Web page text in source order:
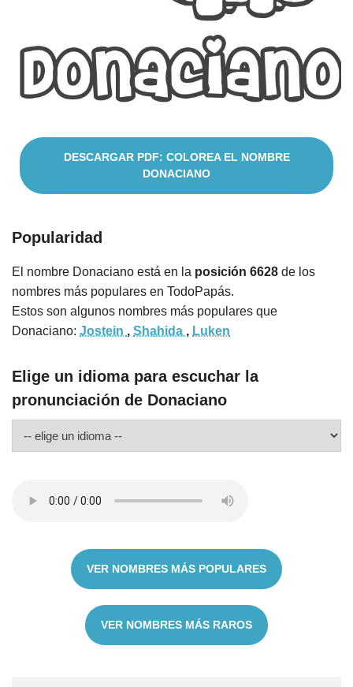
DESCARGAR PDF: COLOREA EL NOMBRE
DONACIANO
Popularidad
El nombre Donaciano está en la posición 6628 de los
nombres más populares en TodoPapás.
Estos son algunos nombres más populares que
Donaciano: Jostein , Shahida , Luken
Elige un idioma para escuchar la
pronunciación de Donaciano
VER NOMBRES MÁS POPULARES
VER NOMBRES MÁS RAROS